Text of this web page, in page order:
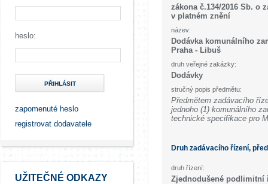
heslo:
PŘIHLÁSIT
zapomenuté heslo
registrovat dodavatele
UŽITEČNÉ ODKAZY
zákona č.134/2016 Sb. o
v platném znění
název:
Dodávka komunálního
Praha - Libuš
druh veřejné zakázky:
Dodávky
stručný popis předmětu:
Předmětem zadávacího
jednoho (1) komunálního
technické specifikace pro
Druh zadávacího řízení,
druh řízení:
Zjednodušené podlimitní